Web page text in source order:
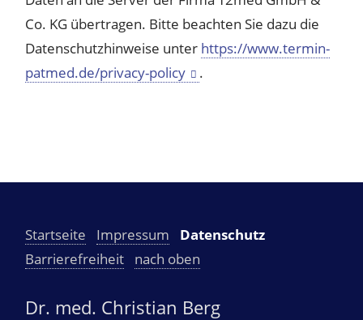
Co. KG übertragen. Bitte beachten Sie dazu die
Datenschutzhinweise unter https://www.termin-
patmed.de/privacy-policy
.
Startseite Impressum
Datenschutz
Barrierefreiheit
nach oben
Dr. med. Christian Berg